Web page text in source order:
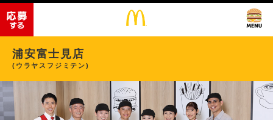
浦安富士見店
(ウラヤスフジミテン)